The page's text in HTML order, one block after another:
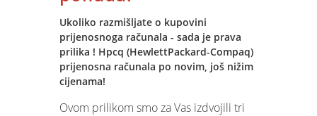
Ukoliko razmišljate o kupovini
prijenosnoga računala - sada je prava
prilika ! Hpcq (HewlettPackard-Compaq)
prijenosna računala po novim, još nižim
cijenama!
Ovom prilikom smo za Vas izdvojili tri